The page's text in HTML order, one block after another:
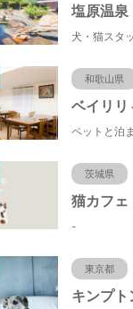
和歌山県
茨城県
-
東京都